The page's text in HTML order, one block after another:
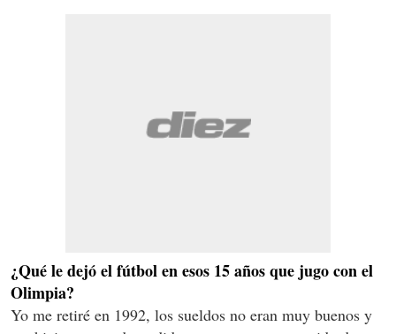
¿Qué le dejó el fútbol en esos 15 años que jugo con el
Olimpia?
Yo me retiré en 1992, los sueldos no eran muy buenos y